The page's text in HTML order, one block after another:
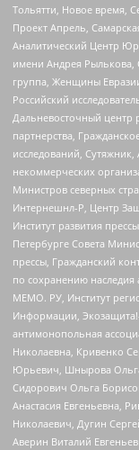
Тольятти, Новое время,
Проект Апрель,
Аналитический Центр
имени Андрея Рылькова,
группа, Женщины
Российский
Дальневосточный центр
партнерства,
исследований,
некоммерческих
Министров северных
Интернешнл-Р, Центр
Институт развития
Петербурге Совета
прессы, Гражданский
по сохранению
МЕМО. РУ, Институт
Информации,
антимонопольная
Николаевна, Кривенко
Юрьевич, Шнырова
Сидорович Ольга
Анастасия Евгеньевна,
Николаевич, Дугин
Аверин Виталий